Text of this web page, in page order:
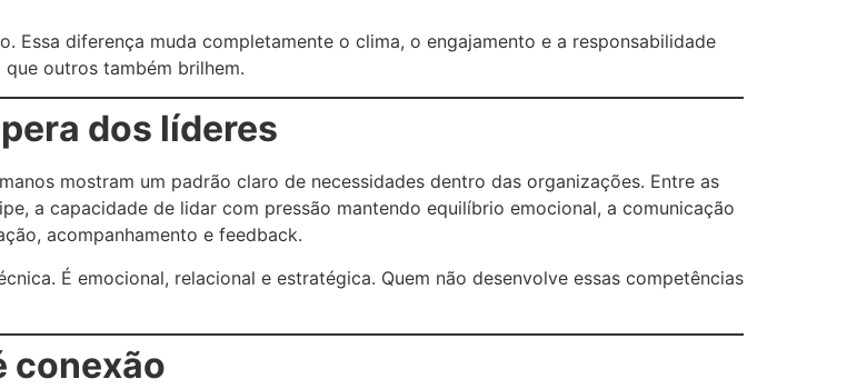
Essa diferença muda completamente o clima, o engajamento e a responsabilidade
outros também brilhem.
dos líderes
mostram um padrão claro de necessidades dentro das organizações. Entre as
a capacidade de lidar com pressão mantendo equilíbrio emocional, a comunicação
acompanhamento e feedback.
É emocional, relacional e estratégica. Quem não desenvolve essas competências
conexão